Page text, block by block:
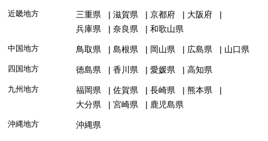
近畿地方 三重県 滋賀県 京都府
大阪府
兵庫県
奈良県 和歌山県
中国地方 鳥取県 島根県 岡山県 広島県 山口県
四国地方 徳島県 香川県 愛媛県 高知県
九州地方 福岡県 佐賀県 長崎県
熊本県
大分県
宮崎県 鹿児島県
沖縄地方 沖縄県